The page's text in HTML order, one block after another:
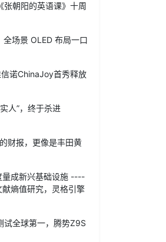
张朝阳的英语课》十周
场景 OLED 布局一口
诺ChinaJoy首秀释放
人”，终于杀进
财报，更像是丰田黄
量成新兴基础设施 ----
熵值研究，灵格引擎
试全球第一，腾势Z9S